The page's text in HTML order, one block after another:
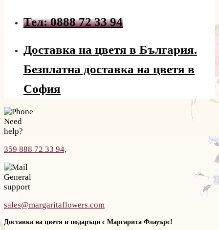
Тел: 0888 72 33 94
Доставка на цветя в България.
Безплатна доставка на цветя в
София
Need
help?
359 888 72 33 94,
General
support
sales@margaritaflowers.com
Доставка на цветя и подаръци с Маргарита Флауърс!